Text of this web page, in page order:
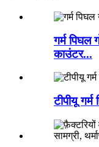
गर्म
काउंटर...
टीपीयू